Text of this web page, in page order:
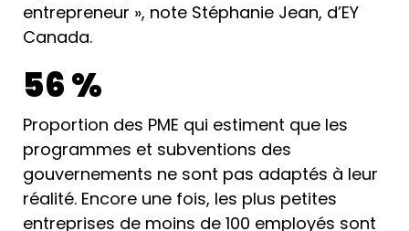
entrepreneur », note Stéphanie Jean, d’EY
Canada.
56 %
Proportion des PME qui estiment que les
programmes et subventions des
gouvernements ne sont pas adaptés à leur
réalité. Encore une fois, les plus petites
entreprises de moins de 100 employés sont